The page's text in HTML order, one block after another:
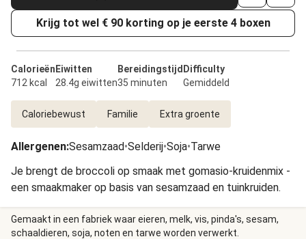
Krijg tot wel € 90 korting op je eerste 4 boxen
Calorieën
712 kcal
Eiwitten
28.4g eiwitten
Bereidingstijd
35 minuten
Difficulty
Gemiddeld
Caloriebewust Familie Extra groente
Allergenen:Sesamzaad•Selderij•Soja•Tarwe
Je brengt de broccoli op smaak met gomasio-kruidenmix -
een smaakmaker op basis van sesamzaad en tuinkruiden.
Gemaakt in een fabriek waar eieren, melk, vis, pinda's, sesam,
schaaldieren, soja, noten en tarwe worden verwerkt.